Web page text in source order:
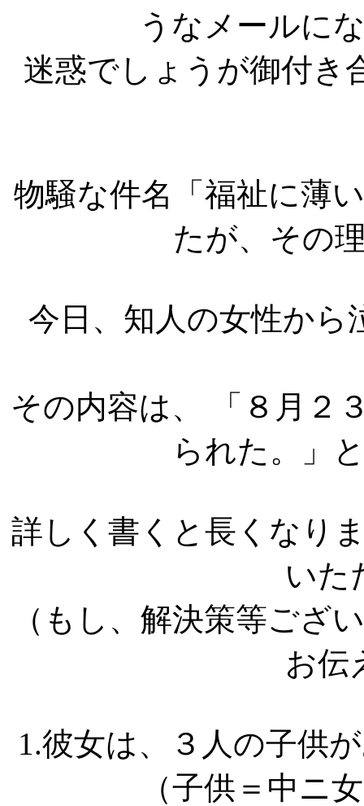
うなメールに
迷惑でしょうが御付き
物騒な件名「福祉に薄
たが、その
今日、知人の女性か
その内容は、 「８月２
られた。」
詳しく書くと長くなり
いた
（もし、解決策等ござ
お伝
1.彼女は、３人の子供
（子供＝中ニ